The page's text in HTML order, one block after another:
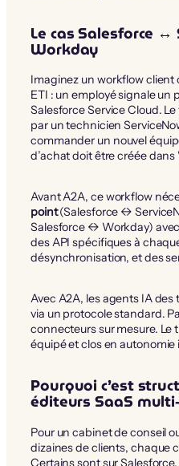
Le cas Salesforce
Workday
Imaginez un workflow
ETI : un employé signale un
Salesforce Service Cloud.
par un technicien
commander un nouvel
d’achat doit être créée dans
Avant A2A, ce workflow
point(Salesforce ↔
Salesforce ↔ Workday)
des API spécifiques à
désynchronisation, et des
Avec A2A, les agents IA
via un protocole standard.
connecteurs sur mesure. Le
équipé et clos en
Pourquoi c’est
éditeurs SaaS
Pour un cabinet de conseil
dizaines de clients, chaque
Certains sont sur